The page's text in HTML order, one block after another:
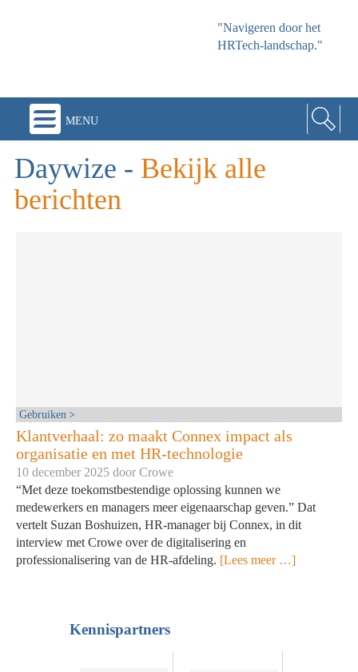
"Navigeren door het
HRTech-landschap."
menu
Daywize - Bekijk alle
berichten
Gebruiken
Klantverhaal: zo maakt Connex impact als
organisatie en met HR-technologie
10 december 2025 doorCrowe
“Met deze toekomstbestendige oplossing kunnen we
medewerkers en managers meer eigenaarschap geven.” Dat
vertelt Suzan Boshuizen, HR-manager bij Connex, in dit
interview met Crowe over de digitalisering en
professionalisering van de HR-afdeling. [Lees meer …]
Kennispartners